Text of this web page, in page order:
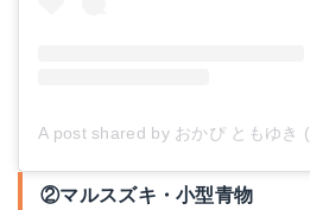
A post shared by おかぴ ともゆき
②マルスズキ・小型青物